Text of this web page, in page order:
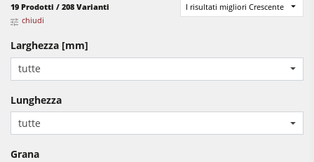
Squadratrici e seghe circolari
Toupie
19 Prodotti / 208 Varianti
I risultati migliori Crescente
chiudi
Larghezza [mm]
tutte
Lunghezza
tutte
Grana